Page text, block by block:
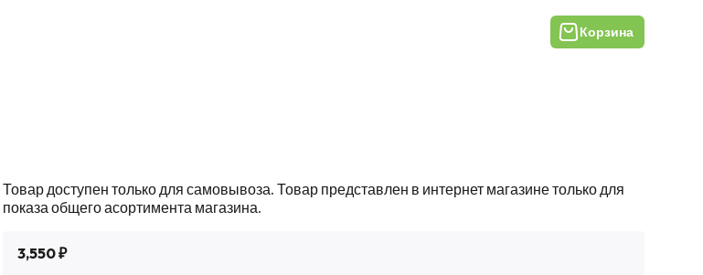
Корзина
Товар доступен только для самовывоза. Товар представлен в интернет магазине только для
показа общего асортимента магазина.
3,550 ₽